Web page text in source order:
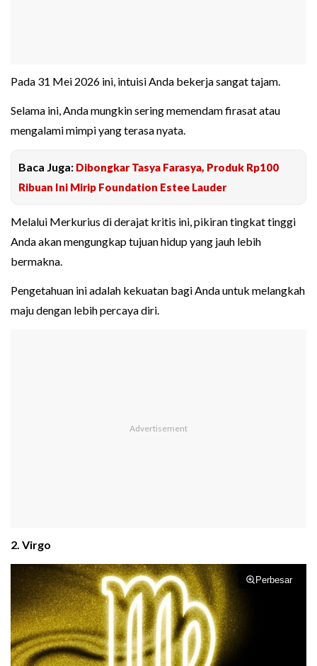
Pada 31 Mei 2026 ini, intuisi Anda bekerja sangat tajam.
Selama ini, Anda mungkin sering memendam firasat atau
mengalami mimpi yang terasa nyata.
Baca Juga: Dibongkar Tasya Farasya, Produk Rp100
Ribuan Ini Mirip Foundation Estee Lauder
Melalui Merkurius di derajat kritis ini, pikiran tingkat tinggi
Anda akan mengungkap tujuan hidup yang jauh lebih
bermakna.
Pengetahuan ini adalah kekuatan bagi Anda untuk melangkah
maju dengan lebih percaya diri.
2. Virgo
Perbesar